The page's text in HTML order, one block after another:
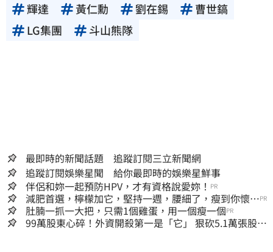
輝達 黃仁勳 劉在錫
曹世鎬
LG集團
斗山熊隊
最即時的新聞話題 追蹤訂閱三立新聞網
追蹤訂閱娛樂星聞 給你最即時的娛樂星鮮事
伴侶和妳一起預防HPV，才有資格說愛妳！ PR
減肥首選，檸檬加它，堅持一週，腰細了，瘦到你懷疑
人生
PR
肚腩一抓一大把，只需1個雞蛋，用一個瘦一個PR
99萬股東心碎！外資開殺第一是「它」 狠砍5.1萬張股價